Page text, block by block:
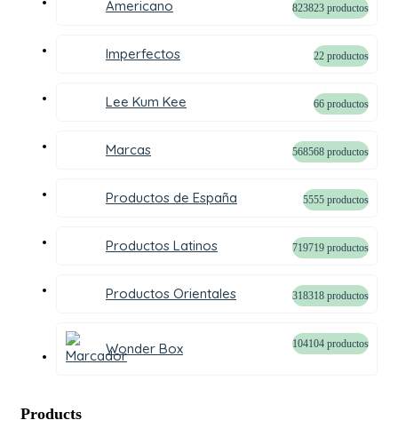
Americano 823823 productos
Imperfectos 22 productos
Lee Kum Kee 66 productos
Marcas 568568 productos
Productos de España 5555 productos
Productos Latinos 719719 productos
Productos Orientales 318318 productos
Wonder Box 104104 productos
Products